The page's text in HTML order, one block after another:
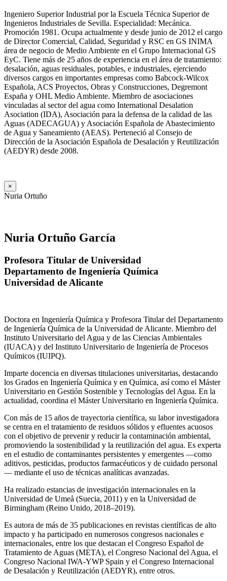
Ingeniero Superior Industrial por la Escuela Técnica Superior de
Ingenieros Industriales de Sevilla. Especialidad: Mecánica.
Promoción 1981. Ocupa actualmente y desde junio de 2012 el cargo
de Director Comercial, Calidad, Seguridad y RSC en GS INIMA
área de negocio de Medio Ambiente en el Grupo Internacional GS
EyC. Tiene más de 25 años de experiencia en el área de tratamiento:
desalación, aguas residuales, potables, e industriales, ejerciendo
diversos cargos en importantes empresas como Babcock-Wilcox
Española, ACS Proyectos, Obras y Construcciones, Degremont
España y OHL Medio Ambiente. Miembro de asociaciones
vinculadas al sector del agua como International Desalation
Asociation (IDA), Asociación para la defensa de la calidad de las
Aguas (ADECAGUA) y Asociación Española de Abastecimiento
de Agua y Saneamiento (AEAS). Perteneció al Consejo de
Dirección de la Asociación Española de Desalación y Reutilización
(AEDYR) desde 2008.
×
Nuria Ortuño
Nuria Ortuño García
Profesora Titular de Universidad
Departamento de Ingeniería Química
Universidad de Alicante
Doctora en Ingeniería Química y Profesora Titular del Departamento
de Ingeniería Química de la Universidad de Alicante. Miembro del
Instituto Universitario del Agua y de las Ciencias Ambientales
(IUACA) y del Instituto Universitario de Ingeniería de Procesos
Químicos (IUIPQ).
Imparte docencia en diversas titulaciones universitarias, destacando
los Grados en Ingeniería Química y en Química, así como el Máster
Universitario en Gestión Sostenible y Tecnologías del Agua. En la
actualidad, coordina el Máster Universitario en Ingeniería Química.
Con más de 15 años de trayectoria científica, su labor investigadora
se centra en el tratamiento de residuos sólidos y efluentes acuosos
con el objetivo de prevenir y reducir la contaminación ambiental,
promoviendo la sostenibilidad y la reutilización del agua. Es experta
en el estudio de contaminantes persistentes y emergentes —como
aditivos, pesticidas, productos farmacéuticos y de cuidado personal
— mediante el uso de técnicas analíticas avanzadas.
Ha realizado estancias de investigación internacionales en la
Universidad de Umeå (Suecia, 2011) y en la Universidad de
Birmingham (Reino Unido, 2018–2019).
Es autora de más de 35 publicaciones en revistas científicas de alto
impacto y ha participado en numerosos congresos nacionales e
internacionales, entre los que destacan el Congreso Español de
Tratamiento de Aguas (META), el Congreso Nacional del Agua, el
Congreso Nacional IWA‑YWP Spain y el Congreso Internacional
de Desalación y Reutilización (AEDYR), entre otros.